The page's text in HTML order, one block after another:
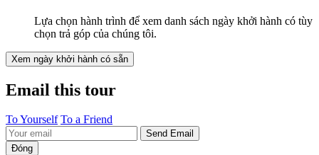
Lựa chọn hành trình để xem danh sách ngày khởi hành có tùy
chọn trả góp của chúng tôi.
Xem ngày khởi hành có sẵn
Email this tour
To Yourself To a Friend
Send Email
Đóng